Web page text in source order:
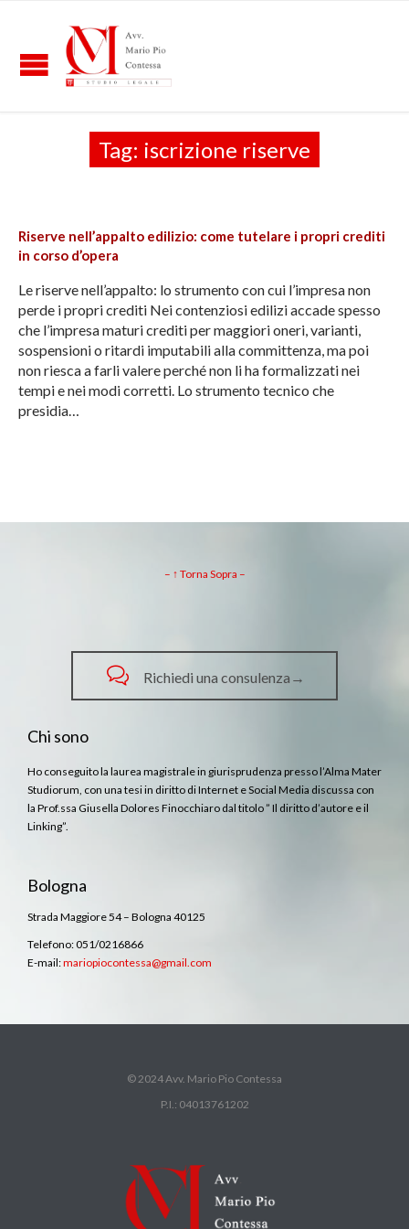
Tag: iscrizione riserve
Riserve nell’appalto edilizio: come tutelare i propri crediti
in corso d’opera
Le riserve nell’appalto: lo strumento con cui l’impresa non
perde i propri crediti Nei contenziosi edilizi accade spesso
che l’impresa maturi crediti per maggiori oneri, varianti,
sospensioni o ritardi imputabili alla committenza, ma poi
non riesca a farli valere perché non li ha formalizzati nei
tempi e nei modi corretti. Lo strumento tecnico che
presidia…
– ↑ Torna Sopra –
 Richiedi una consulenza→
Chi sono
Ho conseguito la laurea magistrale in giurisprudenza presso l’Alma Mater
Studiorum, con una tesi in diritto di Internet e Social Media discussa con
la Prof.ssa Giusella Dolores Finocchiaro dal titolo ” Il diritto d’autore e il
Linking”.
Bologna
Strada Maggiore 54 – Bologna 40125
Telefono: 051/0216866
E-mail:mariopiocontessa@gmail.com
© 2024 Avv. Mario Pio Contessa
P.I.: 04013761202